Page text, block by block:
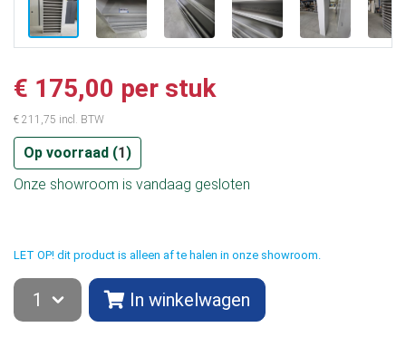
€ 175,00 per stuk
€ 211,75 incl. BTW
Op voorraad (1)
Onze showroom is vandaag gesloten
LET OP! dit product is alleen af te halen in onze showroom.
In winkelwagen